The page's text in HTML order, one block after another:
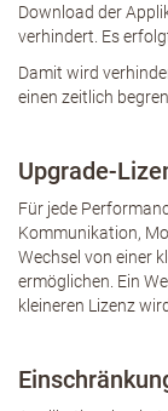
Download der
verhindert. Es
Damit wird
einen zeitlich
Upgrade-
Für jede
Kommunikation,
Wechsel von einer
ermöglichen. Ein
kleineren Lizenz